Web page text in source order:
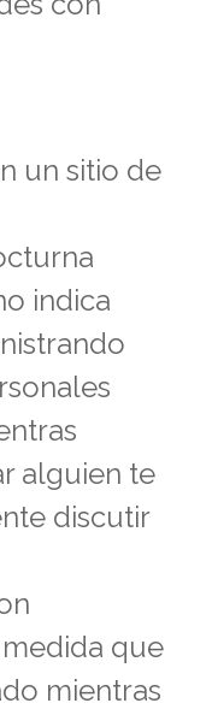
un sitio de
indica
alguien te
discutir
que
mientras